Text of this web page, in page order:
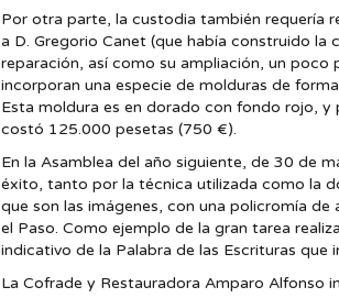
Por otra parte, la custodia también requería
a D. Gregorio Canet (que había construido la
reparación, así como su ampliación, un
incorporan una especie de molduras de
Esta moldura es en dorado con fondo rojo, y
costó 125.000 pesetas (750 €).
En la Asamblea del año siguiente, de 30 de
éxito, tanto por la técnica utilizada como la
que son las imágenes, con una policromía
el Paso. Como ejemplo de la gran tarea
indicativo de la Palabra de las Escrituras que
La Cofrade y Restauradora Amparo Alfonso